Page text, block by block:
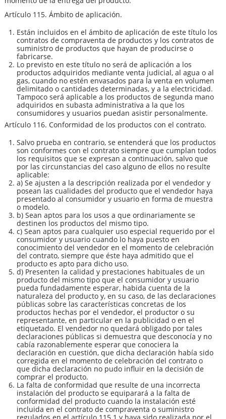
Artículo 115. Ámbito de aplicación.
Están incluidos en el ámbito de aplicación de este título los
contratos de compraventa de productos y los contratos de
suministro de productos que hayan de producirse o
fabricarse.
Lo previsto en este título no será de aplicación a los
productos adquiridos mediante venta judicial, al agua o al
gas, cuando no estén envasados para la venta en volumen
delimitado o cantidades determinadas, y a la electricidad.
Tampoco será aplicable a los productos de segunda mano
adquiridos en subasta administrativa a la que los
consumidores y usuarios puedan asistir personalmente.
Artículo 116. Conformidad de los productos con el contrato.
Salvo prueba en contrario, se entenderá que los productos
son conformes con el contrato siempre que cumplan todos
los requisitos que se expresan a continuación, salvo que
por las circunstancias del caso alguno de ellos no resulte
aplicable:
a) Se ajusten a la descripción realizada por el vendedor y
posean las cualidades del producto que el vendedor haya
presentado al consumidor y usuario en forma de muestra
o modelo.
b) Sean aptos para los usos a que ordinariamente se
destinen los productos del mismo tipo.
c) Sean aptos para cualquier uso especial requerido por el
consumidor y usuario cuando lo haya puesto en
conocimiento del vendedor en el momento de celebración
del contrato, siempre que éste haya admitido que el
producto es apto para dicho uso.
d) Presenten la calidad y prestaciones habituales de un
producto del mismo tipo que el consumidor y usuario
pueda fundadamente esperar, habida cuenta de la
naturaleza del producto y, en su caso, de las declaraciones
públicas sobre las características concretas de los
productos hechas por el vendedor, el productor o su
representante, en particular en la publicidad o en el
etiquetado. El vendedor no quedará obligado por tales
declaraciones públicas si demuestra que desconocía y no
cabía razonablemente esperar que conociera la
declaración en cuestión, que dicha declaración había sido
corregida en el momento de celebración del contrato o
que dicha declaración no pudo influir en la decisión de
comprar el producto.
La falta de conformidad que resulte de una incorrecta
instalación del producto se equiparará a la falta de
conformidad del producto cuando la instalación esté
incluida en el contrato de compraventa o suministro